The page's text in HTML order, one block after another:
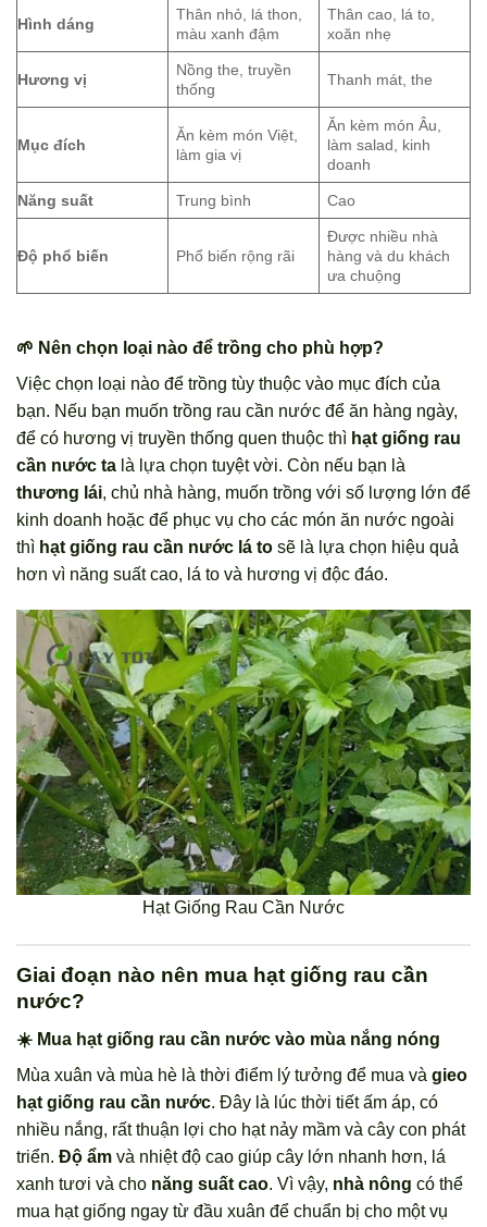
Hình dáng
Thân nhỏ, lá thon,
màu xanh đậm
Thân cao, lá to,
xoăn nhẹ
Hương vị
Nồng the, truyền
thống
Thanh mát, the
Mục đích
Ăn kèm món Việt,
làm gia vị
Ăn kèm món Âu,
làm salad, kinh
doanh
Năng suất Trung bình Cao
Độ phổ biến Phổ biến rộng rãi
Được nhiều nhà
hàng và du khách
ưa chuộng
🌱 Nên chọn loại nào để trồng cho phù hợp?
Việc chọn loại nào để trồng tùy thuộc vào mục đích của
bạn. Nếu bạn muốn trồng rau cần nước để ăn hàng ngày,
để có hương vị truyền thống quen thuộc thì hạt giống rau
cần nước ta là lựa chọn tuyệt vời. Còn nếu bạn là
thương lái, chủ nhà hàng, muốn trồng với số lượng lớn để
kinh doanh hoặc để phục vụ cho các món ăn nước ngoài
thì hạt giống rau cần nước lá to sẽ là lựa chọn hiệu quả
hơn vì năng suất cao, lá to và hương vị độc đáo.
Hạt Giống Rau Cần Nước
Giai đoạn nào nên mua hạt giống rau cần
nước?
☀️ Mua hạt giống rau cần nước vào mùa nắng nóng
Mùa xuân và mùa hè là thời điểm lý tưởng để mua và gieo
hạt giống rau cần nước. Đây là lúc thời tiết ấm áp, có
nhiều nắng, rất thuận lợi cho hạt nảy mầm và cây con phát
triển. Độ ẩm và nhiệt độ cao giúp cây lớn nhanh hơn, lá
xanh tươi và cho năng suất cao. Vì vậy, nhà nông có thể
mua hạt giống ngay từ đầu xuân để chuẩn bị cho một vụ